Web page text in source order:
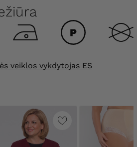
veiklos vykdytojas ES